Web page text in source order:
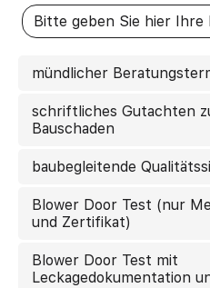
mündlicher
schriftliches Gutachten
Bauschaden
baubegleitende
Blower Door Test (nur
und Zertifikat)
Blower Door Test mit
Leckagedokumentation